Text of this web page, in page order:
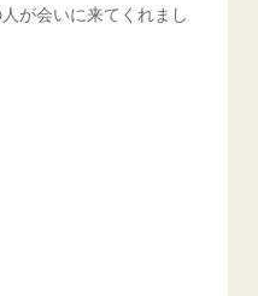
が会いに来てくれまし